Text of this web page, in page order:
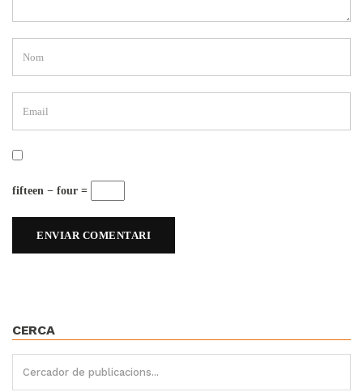
fifteen − four =
CERCA